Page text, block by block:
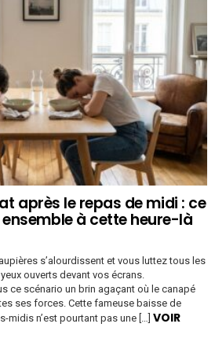
après le repas de midi : ce
à cette heure-là
s’alourdissent et vous luttez tous les
ouverts devant vos écrans.
ce scénario un brin agaçant où le canapé
ses forces. Cette fameuse baisse de
midis n’est pourtant pas une […] VOIR